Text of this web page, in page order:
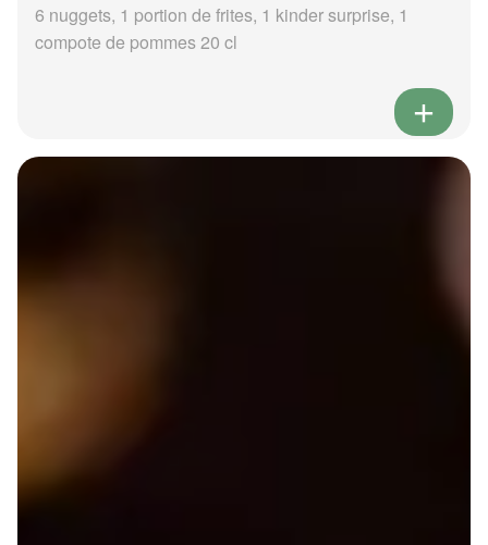
6 nuggets, 1 portion de frites, 1 kinder surprise, 1
compote de pommes 20 cl